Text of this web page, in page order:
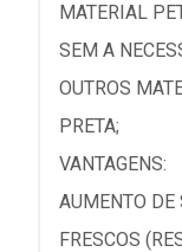
MATERIAL
SEM A
OUTROS
PRETA;
VANTAGENS:
AUMENTO DE
FRESCOS